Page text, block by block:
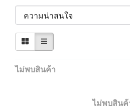
ไม่พบสินค้า
ไม่พบสินค้